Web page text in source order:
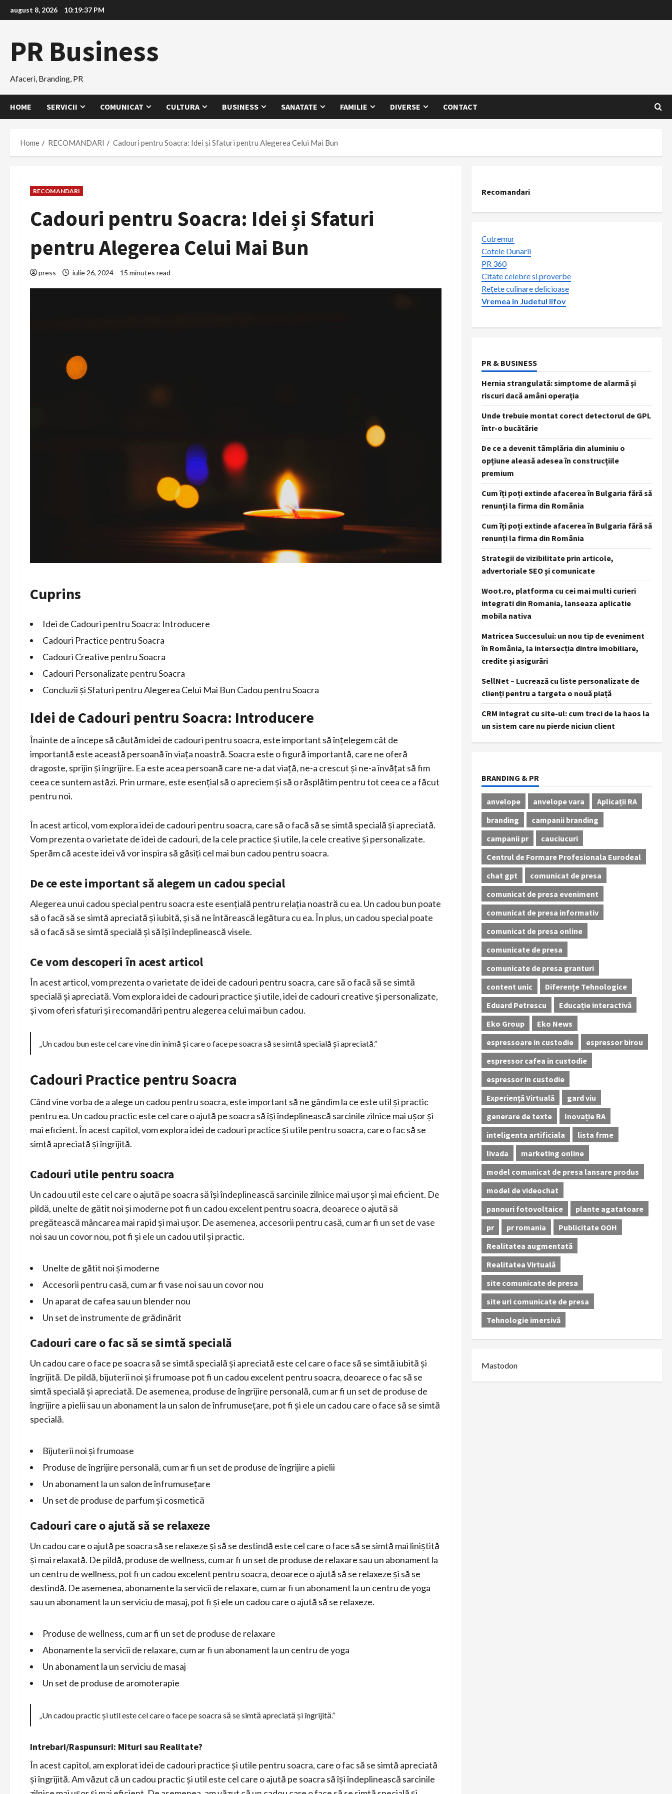
to
august 8, 2026 10:19:38 PM
PR Business
Afaceri, Branding, PR
HOME SERVICII COMUNICAT CULTURA BUSINESS SANATATE FAMILIE DIVERSE CONTACT
Home RECOMANDARI Cadouri pentru Soacra: Idei și Sfaturi pentru Alegerea Celui Mai Bun
RECOMANDARI
Cadouri pentru Soacra: Idei și Sfaturi
pentru Alegerea Celui Mai Bun
press iulie 26, 2024 15 minutes read
Cuprins
Idei de Cadouri pentru Soacra: Introducere
Cadouri Practice pentru Soacra
Cadouri Creative pentru Soacra
Cadouri Personalizate pentru Soacra
Concluzii și Sfaturi pentru Alegerea Celui Mai Bun Cadou pentru Soacra
Idei de Cadouri pentru Soacra: Introducere
Înainte de a începe să căutăm idei de cadouri pentru soacra, este important să înțelegem cât de
importantă este această persoană în viața noastră. Soacra este o figură importantă, care ne oferă
dragoste, sprijin și îngrijire. Ea este acea persoană care ne-a dat viață, ne-a crescut și ne-a învățat să fim
ceea ce suntem astăzi. Prin urmare, este esențial să o apreciem și să o răsplătim pentru tot ceea ce a făcut
pentru noi.
În acest articol, vom explora idei de cadouri pentru soacra, care să o facă să se simtă specială și apreciată.
Vom prezenta o varietate de idei de cadouri, de la cele practice și utile, la cele creative și personalizate.
Sperăm că aceste idei vă vor inspira să găsiți cel mai bun cadou pentru soacra.
De ce este important să alegem un cadou special
Alegerea unui cadou special pentru soacra este esențială pentru relația noastră cu ea. Un cadou bun poate
să o facă să se simtă apreciată și iubită, și să ne întărească legătura cu ea. În plus, un cadou special poate
să o facă să se simtă specială și să își îndeplinească visele.
Ce vom descoperi în acest articol
În acest articol, vom prezenta o varietate de idei de cadouri pentru soacra, care să o facă să se simtă
specială și apreciată. Vom explora idei de cadouri practice și utile, idei de cadouri creative și personalizate,
și vom oferi sfaturi și recomandări pentru alegerea celui mai bun cadou.
„Un cadou bun este cel care vine din inimă și care o face pe soacra să se simtă specială și apreciată.”
Cadouri Practice pentru Soacra
Când vine vorba de a alege un cadou pentru soacra, este important să ne gândim la ce este util și practic
pentru ea. Un cadou practic este cel care o ajută pe soacra să își îndeplinească sarcinile zilnice mai ușor și
mai eficient. În acest capitol, vom explora idei de cadouri practice și utile pentru soacra, care o fac să se
simtă apreciată și îngrijită.
Cadouri utile pentru soacra
Un cadou util este cel care o ajută pe soacra să își îndeplinească sarcinile zilnice mai ușor și mai eficient. De
pildă, unelte de gătit noi și moderne pot fi un cadou excelent pentru soacra, deoarece o ajută să
pregătească mâncarea mai rapid și mai ușor. De asemenea, accesorii pentru casă, cum ar fi un set de vase
noi sau un covor nou, pot fi și ele un cadou util și practic.
Unelte de gătit noi și moderne
Accesorii pentru casă, cum ar fi vase noi sau un covor nou
Un aparat de cafea sau un blender nou
Un set de instrumente de grădinărit
Cadouri care o fac să se simtă specială
Un cadou care o face pe soacra să se simtă specială și apreciată este cel care o face să se simtă iubită și
îngrijită. De pildă, bijuterii noi și frumoase pot fi un cadou excelent pentru soacra, deoarece o fac să se
simtă specială și apreciată. De asemenea, produse de îngrijire personală, cum ar fi un set de produse de
îngrijire a pielii sau un abonament la un salon de înfrumusețare, pot fi și ele un cadou care o face să se simtă
specială.
Bijuterii noi și frumoase
Produse de îngrijire personală, cum ar fi un set de produse de îngrijire a pielii
Un abonament la un salon de înfrumusețare
Un set de produse de parfum și cosmetică
Cadouri care o ajută să se relaxeze
Un cadou care o ajută pe soacra să se relaxeze și să se destindă este cel care o face să se simtă mai liniștită
și mai relaxată. De pildă, produse de wellness, cum ar fi un set de produse de relaxare sau un abonament la
un centru de wellness, pot fi un cadou excelent pentru soacra, deoarece o ajută să se relaxeze și să se
destindă. De asemenea, abonamente la servicii de relaxare, cum ar fi un abonament la un centru de yoga
sau un abonament la un serviciu de masaj, pot fi și ele un cadou care o ajută să se relaxeze.
Produse de wellness, cum ar fi un set de produse de relaxare
Abonamente la servicii de relaxare, cum ar fi un abonament la un centru de yoga
Un abonament la un serviciu de masaj
Un set de produse de aromoterapie
„Un cadou practic și util este cel care o face pe soacra să se simtă apreciată și îngrijită.”
Intrebari/Raspunsuri: Mituri sau Realitate?
În acest capitol, am explorat idei de cadouri practice și utile pentru soacra, care o fac să se simtă apreciată
și îngrijită. Am văzut că un cadou practic și util este cel care o ajută pe soacra să își îndeplinească sarcinile
Recomandari
Cutremur
Cotele Dunarii
PR 360
Citate celebre si proverbe
Rețete culinare delicioase
Vremea in Judetul Ilfov
PR & BUSINESS
Hernia strangulată: simptome de alarmă și
riscuri dacă amâni operația
Unde trebuie montat corect detectorul de GPL
într-o bucătărie
De ce a devenit tâmplăria din aluminiu o
opțiune aleasă adesea în construcțiile
premium
Cum îți poți extinde afacerea în Bulgaria fără să
renunți la firma din România
Cum îți poți extinde afacerea în Bulgaria fără să
renunți la firma din România
Strategii de vizibilitate prin articole,
advertoriale SEO și comunicate
Woot.ro, platforma cu cei mai multi curieri
integrati din Romania, lanseaza aplicatie
mobila nativa
Matricea Succesului: un nou tip de eveniment
în România, la intersecția dintre imobiliare,
credite și asigurări
SellNet – Lucrează cu liste personalizate de
clienți pentru a targeta o nouă piață
CRM integrat cu site-ul: cum treci de la haos la
un sistem care nu pierde niciun client
BRANDING & PR
anvelope anvelope vara
Aplicații RA
branding
campanii branding
campanii pr
cauciucuri
Centrul de Formare Profesionala Eurodeal
chat gpt
comunicat de presa
comunicat de presa eveniment
comunicat de presa informativ
comunicat de presa online
comunicate de presa
comunicate de presa granturi
content unic
Diferențe Tehnologice
Eduard Petrescu
Educație interactivă
Eko Group
Eko News
espressoare in custodie
espressor birou
espressor cafea in custodie
espressor in custodie
Experiență Virtuală
gard viu
generare de texte
Inovație RA
inteligenta artificiala
lista frme
livada
marketing online
model comunicat de presa lansare produs
model de videochat
panouri fotovoltaice
plante agatatoare
pr
pr romania
Publicitate OOH
Realitatea augmentată
Realitatea Virtuală
site comunicate de presa
site uri comunicate de presa
Tehnologie imersivă
Mastodon